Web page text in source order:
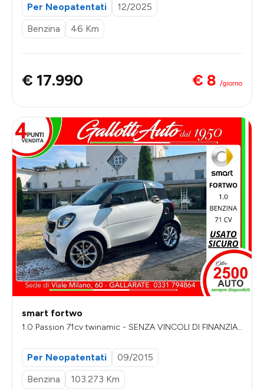
Per Neopatentati
12/2025
Benzina
46 Km
€ 17.990 € 8 /giorno
smart fortwo
1.0 Passion 71cv twinamic - SENZA VINCOLI DI FINANZIA
Per Neopatentati
09/2015
Benzina
103.273 Km